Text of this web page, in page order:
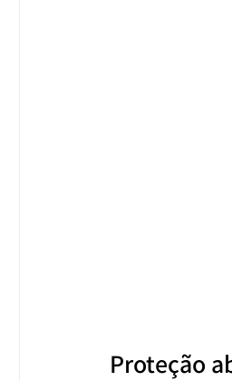
Proteção